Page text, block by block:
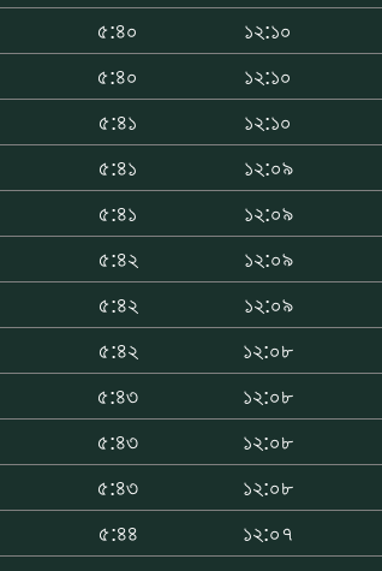
৫:৪০ ১২:১০
৫:৪০ ১২:১০
৫:৪১ ১২:১০
৫:৪১ ১২:০৯
৫:৪১ ১২:০৯
৫:৪২ ১২:০৯
৫:৪২ ১২:০৯
৫:৪২ ১২:০৮
৫:৪৩ ১২:০৮
৫:৪৩ ১২:০৮
৫:৪৩ ১২:০৮
৫:৪৪ ১২:০৭